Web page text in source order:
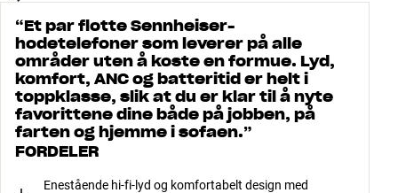
“Et par flotte Sennheiser-
hodetelefoner som leverer på alle
områder uten å koste en formue. Lyd,
komfort, ANC og batteritid er helt i
toppklasse, slik at du er klar til å nyte
favorittene dine både på jobben, på
farten og hjemme i sofaen.”
FORDELER
Enestående hi-fi-lyd og komfortabelt design med